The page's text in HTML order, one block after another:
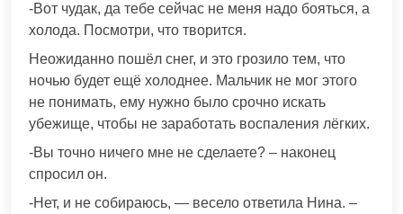
-Вот чудак, да тебе сейчас не меня надо бояться, а
холода. Посмотри, что творится.
Неожиданно пошёл снег, и это грозило тем, что
ночью будет ещё холоднее. Мальчик не мог этого
не понимать, ему нужно было срочно искать
убежище, чтобы не заработать воспаления лёгких.
-Вы точно ничего мне не сделаете? – наконец
спросил он.
-Нет, и не собираюсь, — весело ответила Нина. –